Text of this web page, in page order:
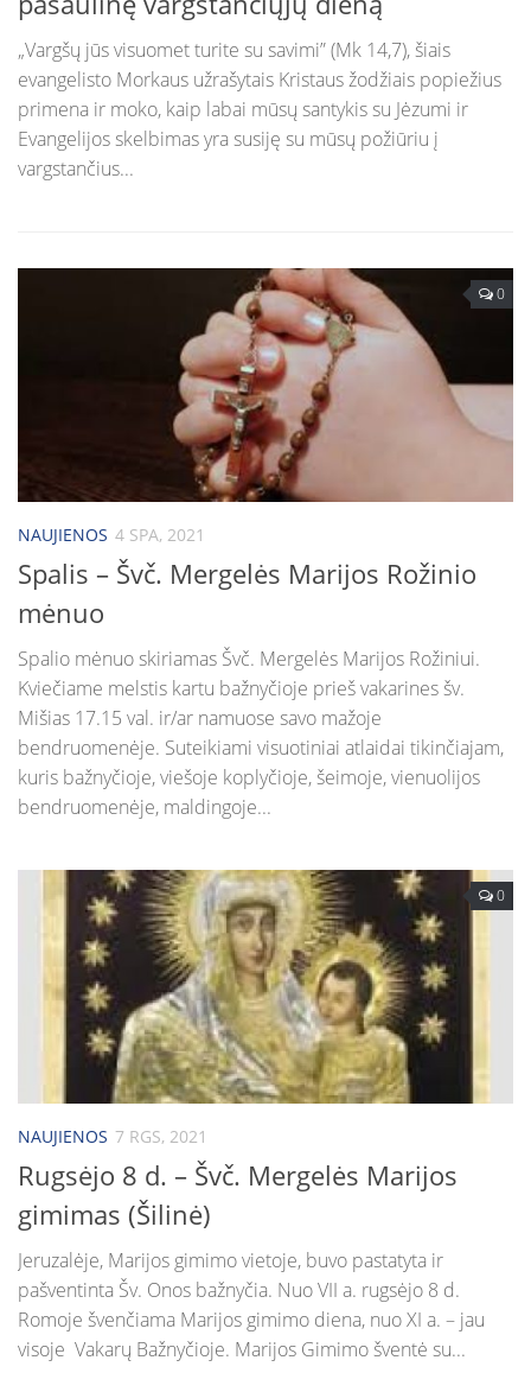
„Vargšų jūs visuomet turite su savimi” (Mk 14,7), šiais
evangelisto Morkaus užrašytais Kristaus žodžiais popiežius
primena ir moko, kaip labai mūsų santykis su Jėzumi ir
Evangelijos skelbimas yra susiję su mūsų požiūriu į
vargstančius...
0
NAUJIENOS 4 SPA, 2021
Spalis – Švč. Mergelės Marijos Rožinio
mėnuo
Spalio mėnuo skiriamas Švč. Mergelės Marijos Rožiniui.
Kviečiame melstis kartu bažnyčioje prieš vakarines šv.
Mišias 17.15 val. ir/ar namuose savo mažoje
bendruomenėje. Suteikiami visuotiniai atlaidai tikinčiajam,
kuris bažnyčioje, viešoje koplyčioje, šeimoje, vienuolijos
bendruomenėje, maldingoje...
0
NAUJIENOS 7 RGS, 2021
Rugsėjo 8 d. – Švč. Mergelės Marijos
gimimas (Šilinė)
Jeruzalėje, Marijos gimimo vietoje, buvo pastatyta ir
pašventinta Šv. Onos bažnyčia. Nuo VII a. rugsėjo 8 d.
Romoje švenčiama Marijos gimimo diena, nuo XI a. – jau
visoje Vakarų Bažnyčioje. Marijos Gimimo šventė su...